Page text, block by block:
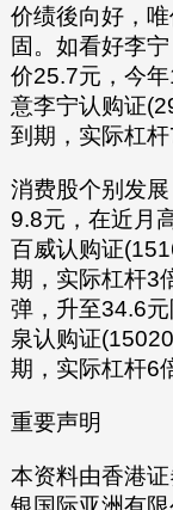
价绩後向好，
固。如看好李
价25.7元，今
意李宁认购证
到期，实际杠杆
消费股个别发
9.8元，在近月
百威认购证
期，实际杠杆3
弹，升至34.6
泉认购证
期，实际杠杆6
重要声明
本资料由香港